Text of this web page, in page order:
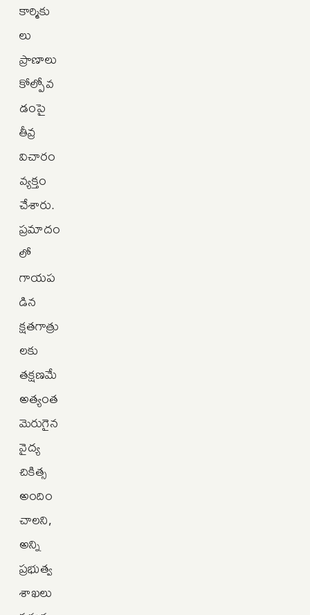
కార్మికు
లు
ప్రాణాలు
కోల్పోవ
డంపై
తీవ్ర
విచారం
వ్యక్తం
చేశారు.
ప్రమాదం
లో
గాయప
డిన
క్షతగాత్రు
లకు
తక్షణమే
అత్యంత
మెరుగైన
వైద్య
చికిత్స
అందిం
చాలని,
అన్ని
ప్రభుత్వ
శాఖలు